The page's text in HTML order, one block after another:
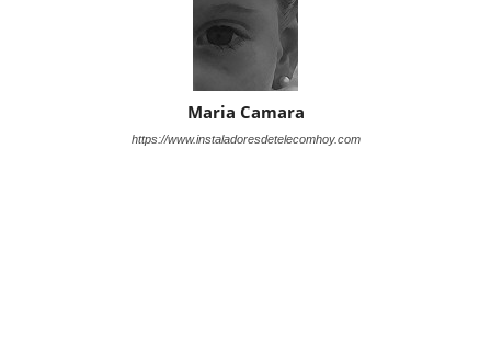
Maria Camara
https://www.instaladoresdetelecomhoy.com